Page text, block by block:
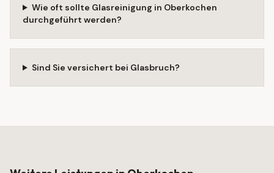
Wie oft sollte Glasreinigung in Oberkochen
durchgeführt werden?
Sind Sie versichert bei Glasbruch?